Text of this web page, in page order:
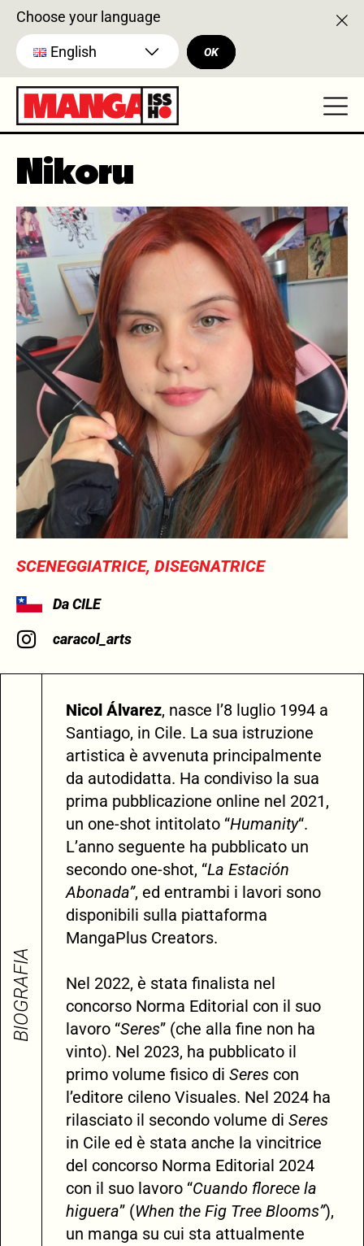
Choose your language
English OK
Nikoru
SCENEGGIATRICE, DISEGNATRICE
Da CILE
caracol_arts
BIOGRAFIA
Nicol Álvarez, nasce l’8 luglio 1994 a
Santiago, in Cile. La sua istruzione
artistica è avvenuta principalmente
da autodidatta. Ha condiviso la sua
prima pubblicazione online nel 2021,
un one-shot intitolato “Humanity“.
L’anno seguente ha pubblicato un
secondo one-shot, “La Estación
Abonada”, ed entrambi i lavori sono
disponibili sulla piattaforma
MangaPlus Creators.
Nel 2022, è stata finalista nel
concorso Norma Editorial con il suo
lavoro “Seres” (che alla fine non ha
vinto). Nel 2023, ha pubblicato il
primo volume fisico di Seres con
l’editore cileno Visuales. Nel 2024 ha
rilasciato il secondo volume di Seres
in Cile ed è stata anche la vincitrice
del concorso Norma Editorial 2024
con il suo lavoro “Cuando florece la
higuera” (When the Fig Tree Blooms”),
un manga su cui sta attualmente